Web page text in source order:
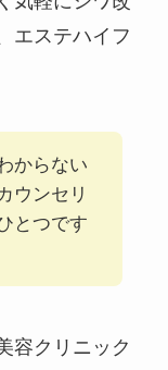
エステハイフ
からない
ウンセリ
とつです
容クリニック